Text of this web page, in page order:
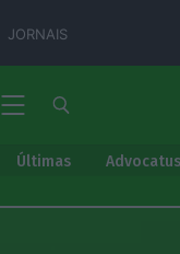
JORNAIS
Últimas Advocatus